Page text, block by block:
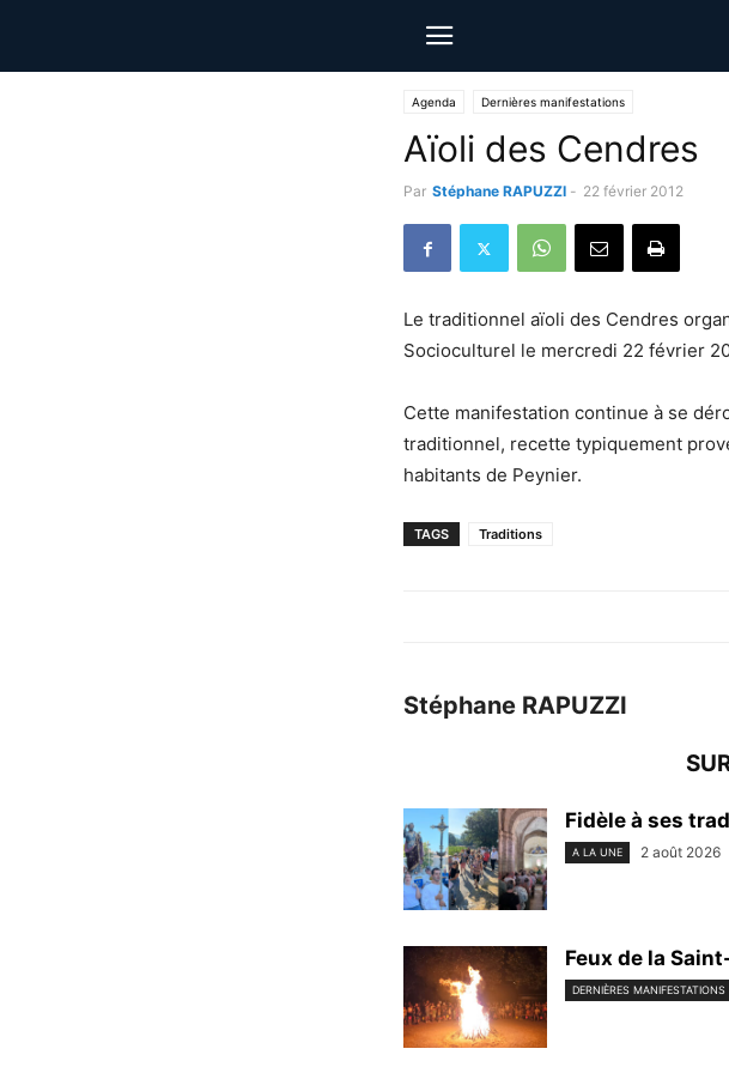
Agenda Dernières manifestations
Aïoli des Cendres
Par Stéphane RAPUZZI - 22 février 2012
Le traditionnel aïoli des Cendres
Socioculturel le mercredi 22 février
Cette manifestation continue à se
traditionnel, recette typiquement
habitants de Peynier.
TAGS Traditions
Stéphane RAPUZZI
Fidèle à ses
A LA UNE 2 août 2026
Feux de la
DERNIÈRES MANIFESTATIONS